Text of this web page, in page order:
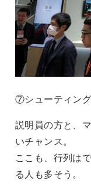
⑦シューティン
説明員の方と、
いチャンス。
ここも、行列は
る人も多そう。